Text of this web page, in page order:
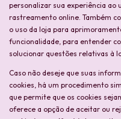
personalizar sua experiência ao
rastreamento online. Também
o uso da loja para
funcionalidade, para entender
solucionar questões relativas à
Caso não deseje que suas
cookies, há um procedimento
que permite que os cookies
oferece a opção de aceitar ou